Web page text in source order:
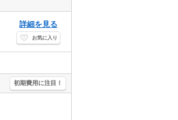
詳細を見る
お気に入り
初期費用に注目！